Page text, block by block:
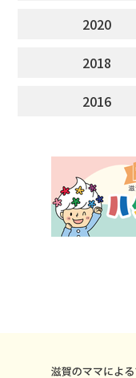
2020
2018
2016